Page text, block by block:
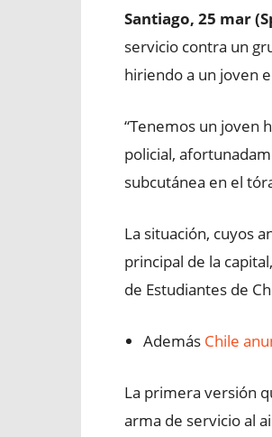
Santiago, 25 mar
servicio contra un
hiriendo a un joven
“Tenemos un joven
policial,
subcutánea en el
La situación, cuyos
principal de la
de Estudiantes de
Además Chile
La primera versión
arma de servicio al